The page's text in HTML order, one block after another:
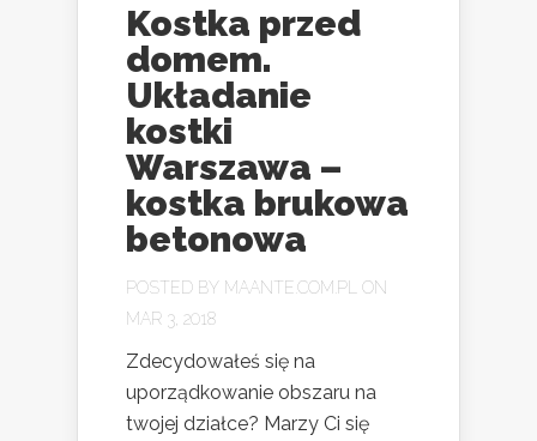
Kostka przed
domem.
Układanie
kostki
Warszawa –
kostka brukowa
betonowa
POSTED BY MAANTE.COM.PL
ON
MAR 3, 2018
Zdecydowałeś się na
uporządkowanie obszaru na
twojej działce? Marzy Ci się